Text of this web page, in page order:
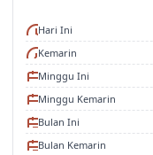
Hari Ini
Kemarin
Minggu Ini
Minggu Kemarin
Bulan Ini
Bulan Kemarin